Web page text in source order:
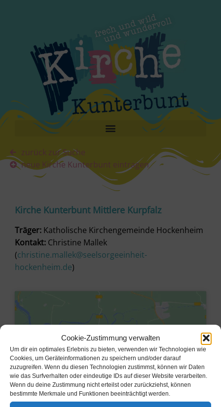
Cookie-Zustimmung verwalten
Um dir ein optimales Erlebnis zu bieten, verwenden wir Technologien wie
Cookies, um Geräteinformationen zu speichern und/oder darauf
zuzugreifen. Wenn du diesen Technologien zustimmst, können wir Daten
wie das Surfverhalten oder eindeutige IDs auf dieser Website verarbeiten.
Wenn du deine Zustimmung nicht erteilst oder zurückziehst, können
bestimmte Merkmale und Funktionen beeinträchtigt werden.
zurück zur Suche
neue Kirche Kunterbunt eintragen
Kirche Kunterbunt Mittlere Kurpfalz
Träger: Katholische Kirchengemeinde Hockenheim
Kontakt: Christine Mallek
(christine.mallek@seelsorgeeinheit-
hockenheim.de)